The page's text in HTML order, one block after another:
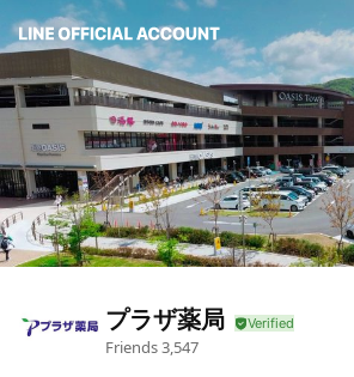
プラザ薬局
Friends3,547